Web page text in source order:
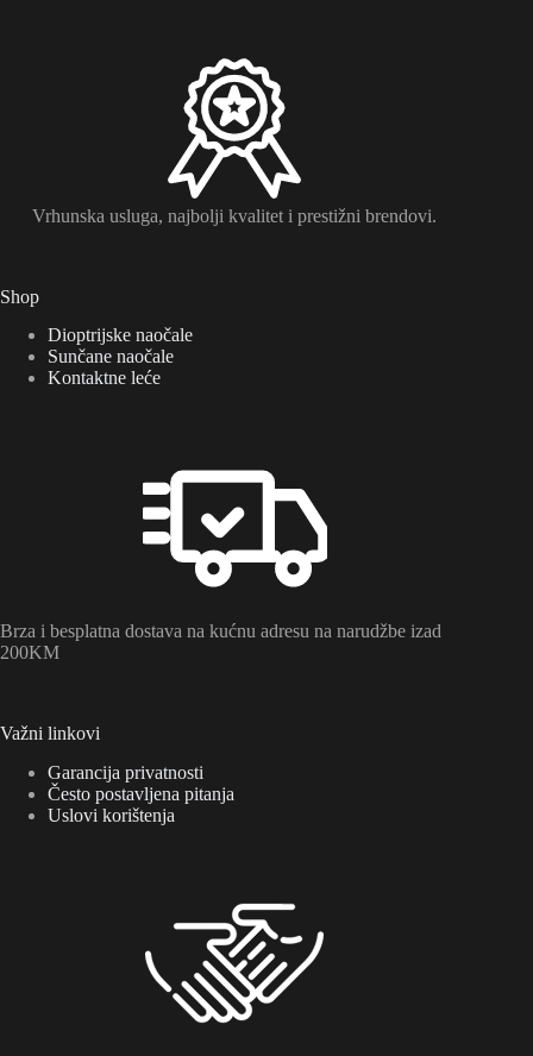
Vrhunska usluga, najbolji kvalitet i prestižni brendovi.
Shop
Dioptrijske naočale
Sunčane naočale
Kontaktne leće
Brza i besplatna dostava na kućnu adresu na narudžbe izad
200KM
Važni linkovi
Garancija privatnosti
Često postavljena pitanja
Uslovi korištenja